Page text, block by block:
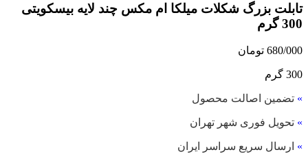
تابلت بزرگ شکلات میلکا ام مکس چند لایه بیسکویتی
300 گرم
680/000 تومان
300 گرم
» تضمین اصالت محصول
» تحویل فوری شهر تهران
» ارسال سریع سراسر ایران